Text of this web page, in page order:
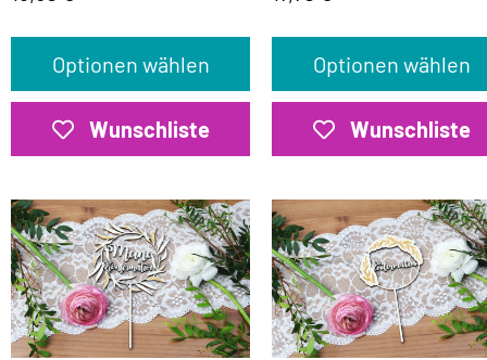
Optionen wählen
Wunschliste
Optionen wählen
Wunschliste